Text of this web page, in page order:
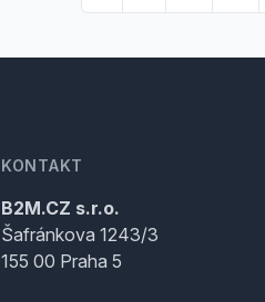
KONTAKT
B2M.CZ s.r.o.
Šafránkova 1243/3
155 00 Praha 5